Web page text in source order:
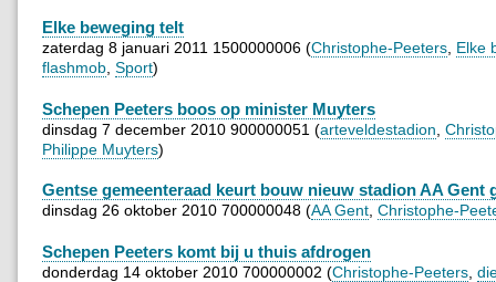
Elke beweging telt
zaterdag 8 januari 2011 1500000006 (Christophe-Peeters, Elke
flashmob, Sport)
Schepen Peeters boos op minister Muyters
dinsdag 7 december 2010 900000051 (arteveldestadion
Philippe Muyters)
Gentse gemeenteraad keurt bouw nieuw stadion AA Gent
dinsdag 26 oktober 2010 700000048 (AA Gent, Christophe-
Schepen Peeters komt bij u thuis afdrogen
donderdag 14 oktober 2010 700000002 (Christophe-Peeters